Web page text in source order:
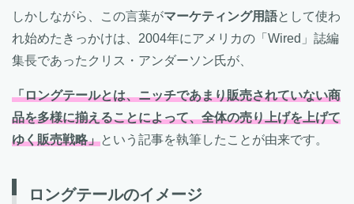
しかしながら、この言葉がマーケティング用語として使わ
れ始めたきっかけは、2004年にアメリカの「Wired」誌編
集長であったクリス・アンダーソン氏が、
「ロングテールとは、ニッチであまり販売されていない商
品を多様に揃えることによって、全体の売り上げを上げて
ゆく販売戦略」という記事を執筆したことが由来です。
ロングテールのイメージ